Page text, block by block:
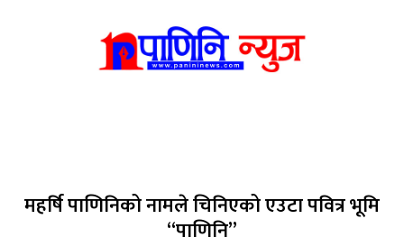
महर्षि पाणिनिको नामले चिनिएको एउटा पवित्र भूमि